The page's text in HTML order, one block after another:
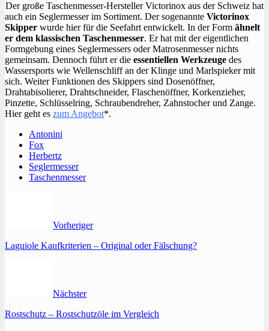
Der große Taschenmesser-Hersteller Victorinox aus der Schweiz hat
auch ein Seglermesser im Sortiment. Der sogenannte Victorinox
Skipper wurde hier für die Seefahrt entwickelt. In der Form ähnelt
er dem klassischen Taschenmesser. Er hat mit der eigentlichen
Formgebung eines Seglermessers oder Matrosenmesser nichts
gemeinsam. Dennoch führt er die essentiellen Werkzeuge des
Wassersports wie Wellenschliff an der Klinge und Marlspieker mit
sich. Weiter Funktionen des Skippers sind Dosenöffner,
Drahtabisolierer, Drahtschneider, Flaschenöffner, Korkenzieher,
Pinzette, Schlüsselring, Schraubendreher, Zahnstocher und Zange.
Hier geht es zum Angebot*.
Antonini
Fox
Herbertz
Seglermesser
Taschenmesser
Vorheriger
Laguiole Kaufkriterien – Original oder Fälschung?
Nächster
Rostschutz – Rostschutzöle im Vergleich